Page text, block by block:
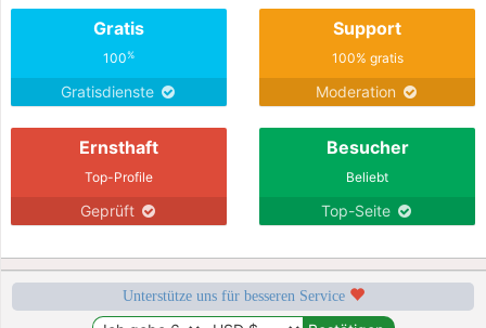
Gratis
100%
Gratisdienste
Support
100% gratis
Moderation
Ernsthaft
Top-Profile
Geprüft
Besucher
Beliebt
Top-Seite
Unterstütze uns für besseren Service